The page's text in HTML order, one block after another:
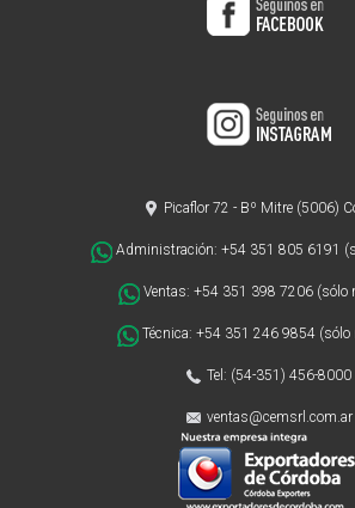
Picaflor 72 - Bº Mitre (5006)
Administración: +54 351 805 6191
Ventas: +54 351 398 7206 (sólo
Técnica: +54 351 246 9854 (sólo
Tel: (54-351) 456-8000
ventas@cemsrl.com.ar